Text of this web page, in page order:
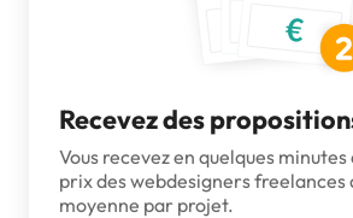
Recevez des
Vous recevez en quelques
prix des webdesigners freelances
moyenne par projet.